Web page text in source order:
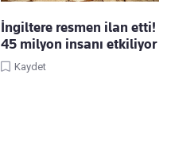
İngiltere resmen ilan etti!
45 milyon insanı etkiliyor
Kaydet